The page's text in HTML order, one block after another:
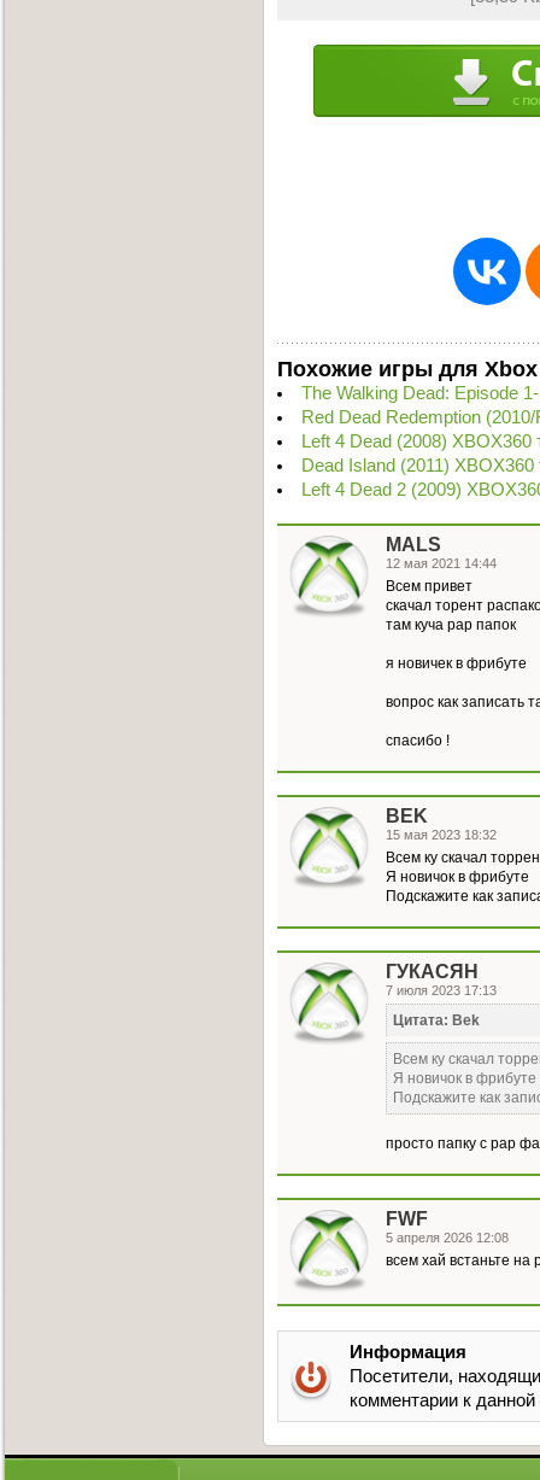
Похожие игры для Xbox
The Walking Dead: Episode
Red Dead Redemption
Left 4 Dead (2008) XBOX360
Dead Island (2011) XBOX360
Left 4 Dead 2 (2009)
MALS
12 мая 2021 14:44
Всем привет
скачал торент
там куча рар папок
я новичек в фрибуте
вопрос как записать
спасибо !
BEK
15 мая 2023 18:32
Всем ку скачал
Я новичок в фрибуте
Подскажите как
ГУКАСЯН
7 июля 2023 17:13
Цитата: Bek
Всем ку скачал
Я новичок в фрибуте
Подскажите как
просто папку с рар
FWF
5 апреля 2026 12:08
всем хай встаньте на
Информация
Посетители,
комментарии к